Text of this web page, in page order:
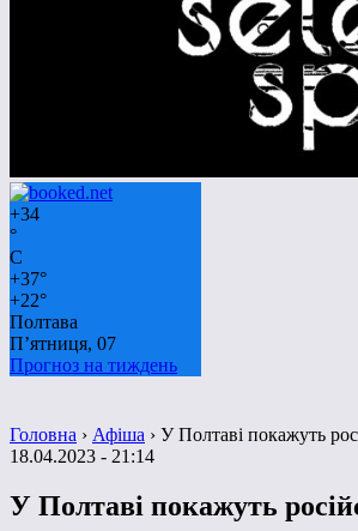
+34
°
C
+37°
+22°
Полтава
П’ятниця, 07
Прогноз на тиждень
Головна › Афіша › У Полтаві покажуть
18.04.2023 - 21:14
У Полтаві покажуть